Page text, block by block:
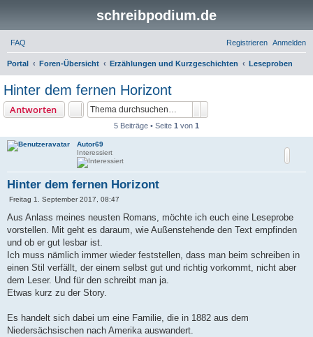
schreibpodium.de
FAQ Anmelden
Registrieren
Portal Foren-Übersicht Erzählungen und Kurzgeschichten Leseproben
Hinter dem fernen Horizont
Antworten
5 Beiträge • Seite 1 von 1
Autor69
Interessiert
Hinter dem fernen Horizont
B
r
a
Freitag 1. September 2017, 08:47
Aus Anlass meines neusten Romans, möchte ich euch eine Leseprobe
vorstellen. Mit geht es daraum, wie Außenstehende den Text empfinden
und ob er gut lesbar ist.
Ich muss nämlich immer wieder feststellen, dass man beim schreiben in
einen Stil verfällt, der einem selbst gut und richtig vorkommt, nicht aber
dem Leser. Und für den schreibt man ja.
Etwas kurz zu der Story.
Es handelt sich dabei um eine Familie, die in 1882 aus dem
Niedersächsischen nach Amerika auswandert.